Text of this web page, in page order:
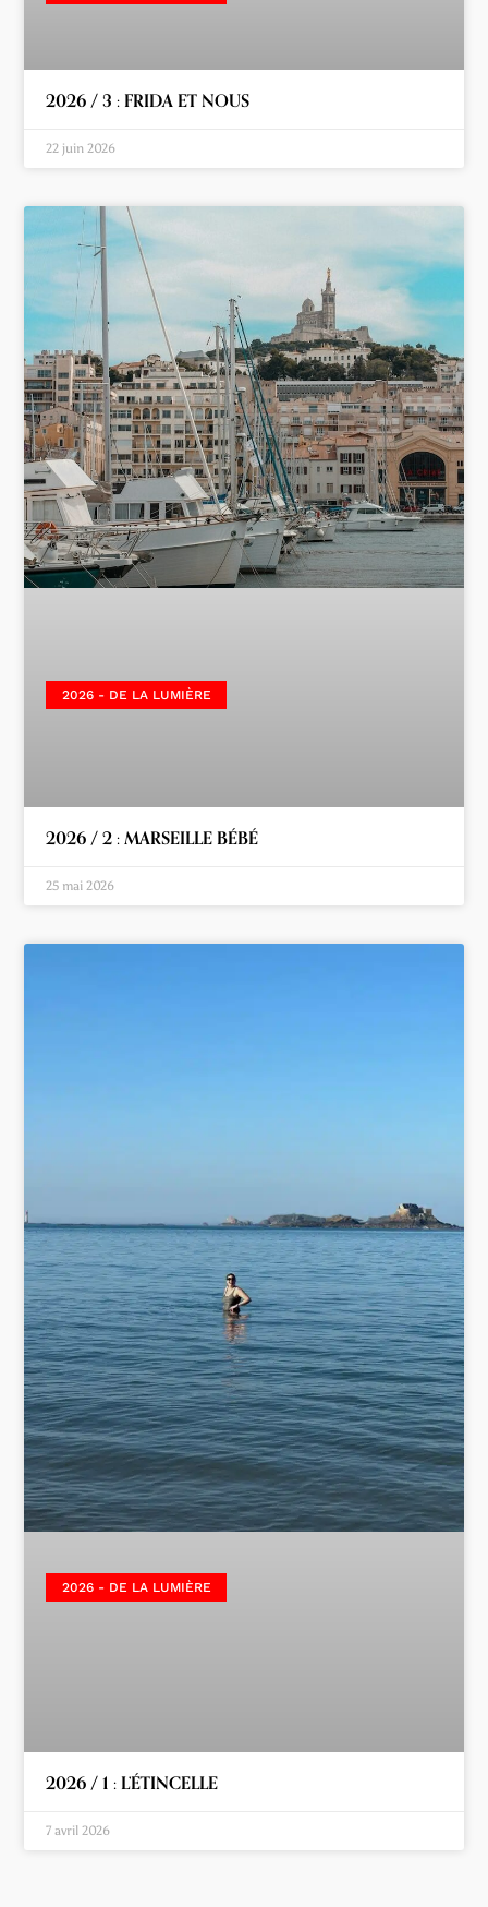
2026 / 3 : FRIDA ET NOUS
22 juin 2026
2026 - DE LA LUMIÈRE
2026 / 2 : MARSEILLE BÉBÉ
25 mai 2026
2026 - DE LA LUMIÈRE
2026 / 1 : L’ÉTINCELLE
7 avril 2026